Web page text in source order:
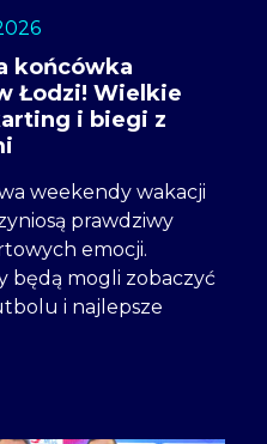
końcówka
Łodzi! Wielkie
i biegi z
weekendy wakacji
prawdziwy
emocji.
będą mogli zobaczyć
i najlepsze